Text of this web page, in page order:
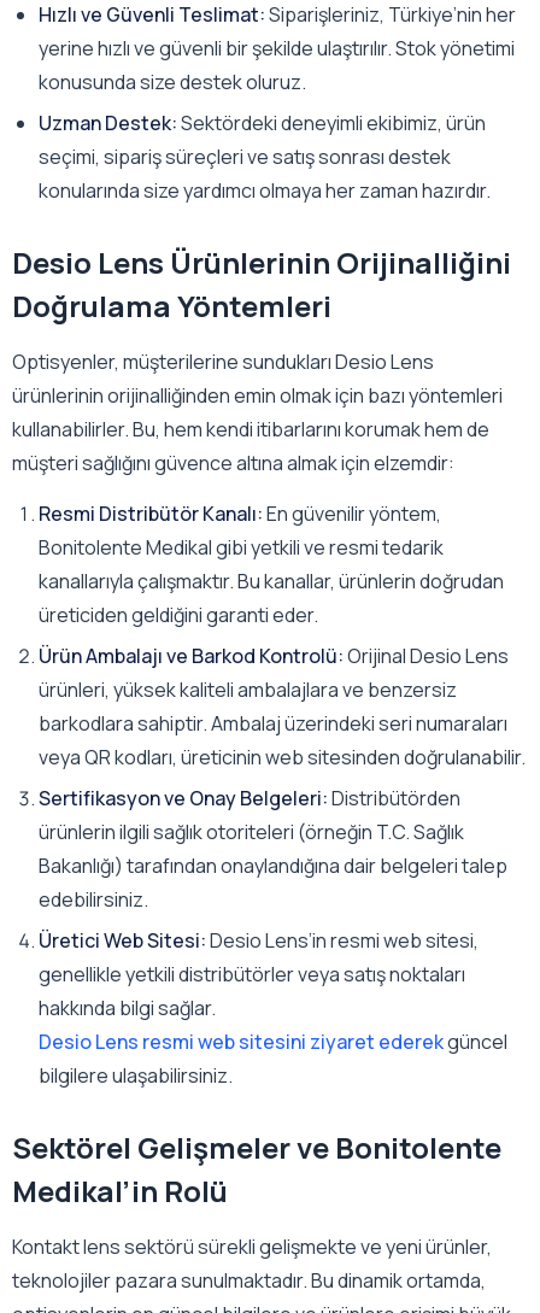
Hızlı ve Güvenli Teslimat:Siparişleriniz, Türkiye’nin her
yerine hızlı ve güvenli bir şekilde ulaştırılır. Stok yönetimi
konusunda size destek oluruz.
Uzman Destek:Sektördeki deneyimli ekibimiz, ürün
seçimi, sipariş süreçleri ve satış sonrası destek
konularında size yardımcı olmaya her zaman hazırdır.
Desio Lens Ürünlerinin Orijinalliğini
Doğrulama Yöntemleri
Optisyenler, müşterilerine sundukları Desio Lens
ürünlerinin orijinalliğinden emin olmak için bazı yöntemleri
kullanabilirler. Bu, hem kendi itibarlarını korumak hem de
müşteri sağlığını güvence altına almak için elzemdir:
Resmi Distribütör Kanalı:En güvenilir yöntem,
Bonitolente Medikal gibi yetkili ve resmi tedarik
kanallarıyla çalışmaktır. Bu kanallar, ürünlerin doğrudan
üreticiden geldiğini garanti eder.
Ürün Ambalajı ve Barkod Kontrolü:Orijinal Desio Lens
ürünleri, yüksek kaliteli ambalajlara ve benzersiz
barkodlara sahiptir. Ambalaj üzerindeki seri numaraları
veya QR kodları, üreticinin web sitesinden doğrulanabilir.
Sertifikasyon ve Onay Belgeleri:Distribütörden
ürünlerin ilgili sağlık otoriteleri (örneğin T.C. Sağlık
Bakanlığı) tarafından onaylandığına dair belgeleri talep
edebilirsiniz.
Üretici Web Sitesi:Desio Lens’in resmi web sitesi,
genellikle yetkili distribütörler veya satış noktaları
hakkında bilgi sağlar.
Desio Lens resmi web sitesini ziyaret ederekgüncel
bilgilere ulaşabilirsiniz.
Sektörel Gelişmeler ve Bonitolente
Medikal’in Rolü
Kontakt lens sektörü sürekli gelişmekte ve yeni ürünler,
teknolojiler pazara sunulmaktadır. Bu dinamik ortamda,